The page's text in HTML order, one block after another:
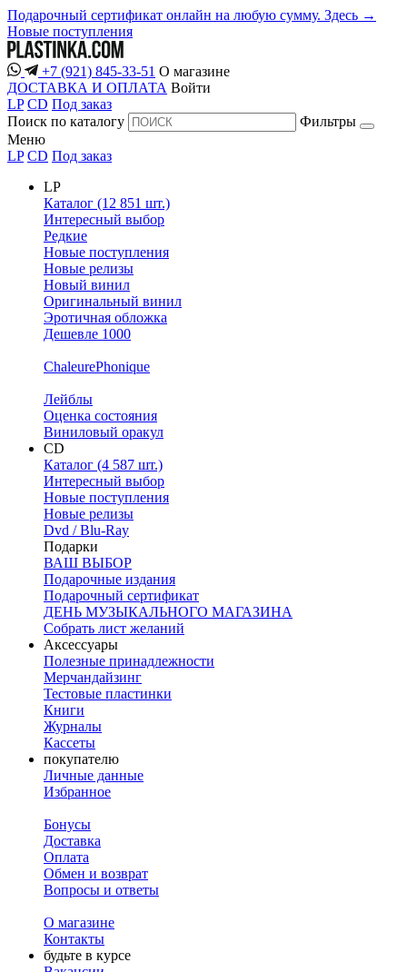
Подарочный сертификат онлайн на любую сумму. Здесь →
Новые поступления
+7 (921) 845-33-51 О магазине
ДОСТАВКА И ОПЛАТА Войти
LP CD Под заказ
Поиск по каталогу
Фильтры
Меню
LP CD Под заказ
LP
Каталог (12 851 шт.)
Интересный выбор
Редкие
Новые поступления
Новые релизы
Новый винил
Оригинальный винил
Эротичная обложка
Дешевле 1000
ChaleurePhonique
Лейблы
Оценка состояния
Виниловый оракул
CD
Каталог (4 587 шт.)
Интересный выбор
Новые поступления
Новые релизы
Dvd / Blu-Ray
Подарки
ВАШ ВЫБОР
Подарочные издания
Подарочный сертификат
ДЕНЬ МУЗЫКАЛЬНОГО МАГАЗИНА
Собрать лист желаний
Аксессуары
Полезные принадлежности
Мерчандайзинг
Тестовые пластинки
Книги
Журналы
Кассеты
покупателю
Личные данные
Избранное
Бонусы
Доставка
Оплата
Обмен и возврат
Вопросы и ответы
О магазине
Контакты
будьте в курсе